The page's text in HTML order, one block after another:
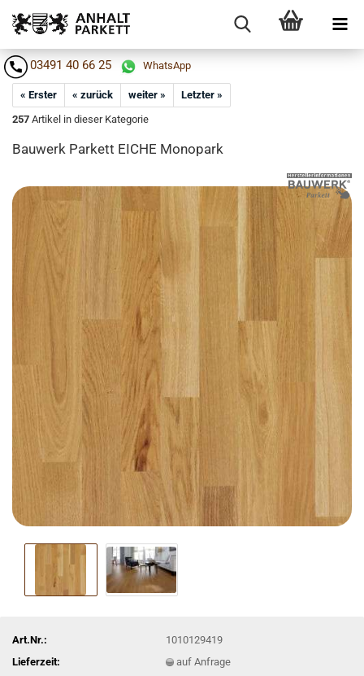
03491 40 66 25 WhatsApp
« Erster « zurück weiter »
Letzter »
257 Artikel in dieser Kategorie
Bau­werk Par­kett EICHE Mo­no­park
Art.Nr.:
1010129419
Lieferzeit:
auf Anfrage